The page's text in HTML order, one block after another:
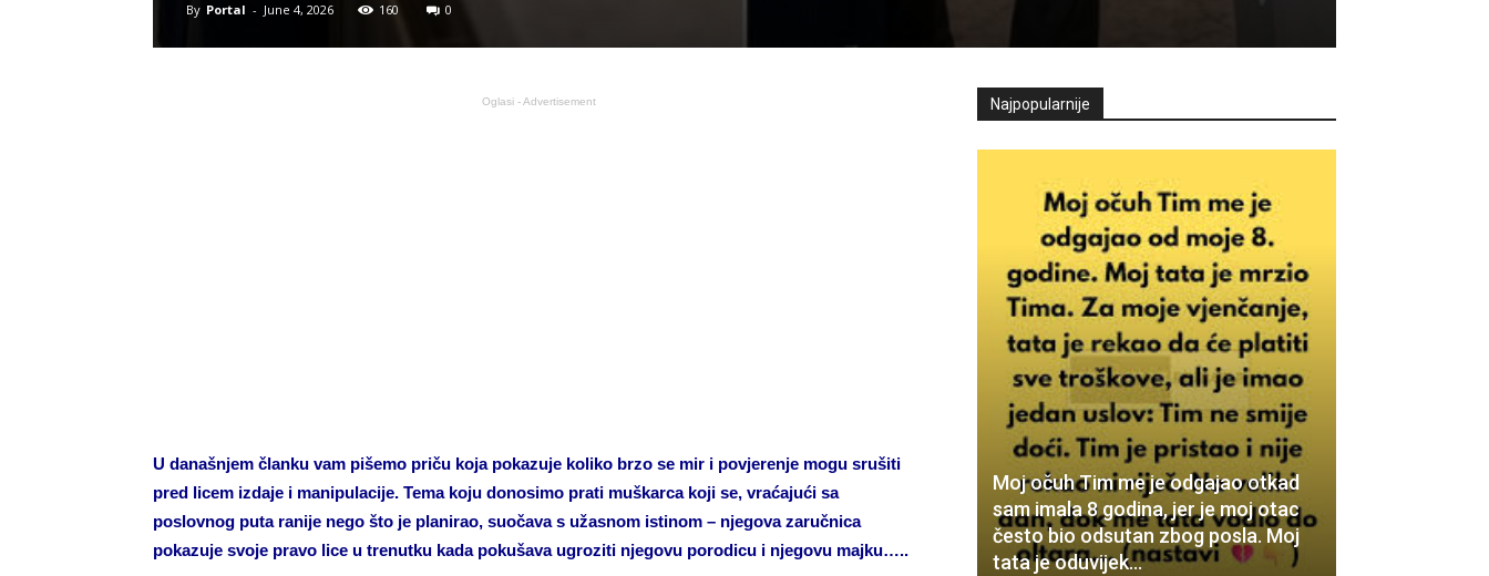
By Portal - June 4, 2026 160 0
Oglasi - Advertisement
U današnjem članku vam pišemo priču koja pokazuje koliko brzo se mir i povjerenje mogu srušiti
pred licem izdaje i manipulacije. Tema koju donosimo prati muškarca koji se, vraćajući sa
poslovnog puta ranije nego što je planirao, suočava s užasnom istinom – njegova zaručnica
pokazuje svoje pravo lice u trenutku kada pokušava ugroziti njegovu porodicu i njegovu majku…..
Najpopularnije
Moj očuh Tim me je odgajao otkad
sam imala 8 godina, jer je moj otac
često bio odsutan zbog posla. Moj
tata je oduvijek...